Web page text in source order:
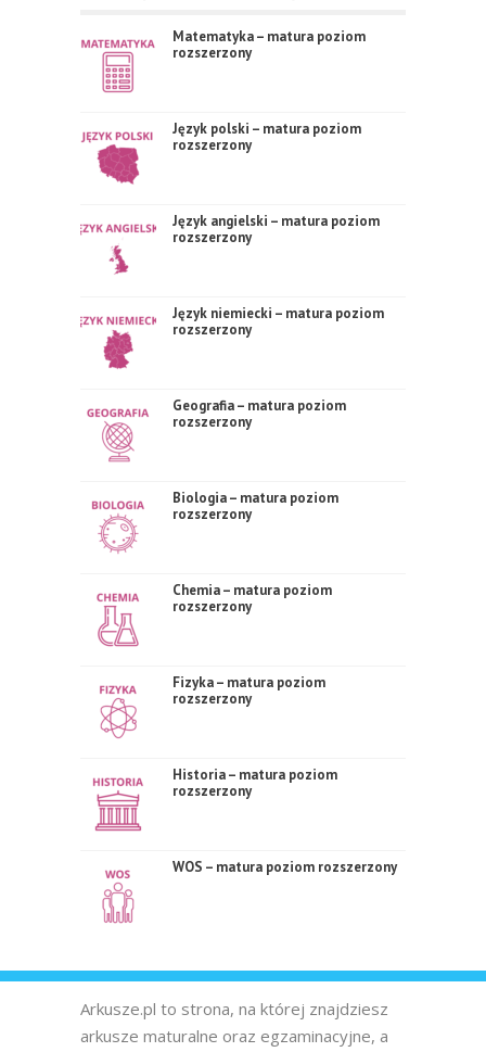
Matematyka – matura poziom
rozszerzony
Język polski – matura poziom
rozszerzony
Język angielski – matura poziom
rozszerzony
Język niemiecki – matura poziom
rozszerzony
Geografia – matura poziom
rozszerzony
Biologia – matura poziom
rozszerzony
Chemia – matura poziom
rozszerzony
Fizyka – matura poziom
rozszerzony
Historia – matura poziom
rozszerzony
WOS – matura poziom rozszerzony
Arkusze.pl to strona, na której znajdziesz
arkusze maturalne oraz egzaminacyjne, a